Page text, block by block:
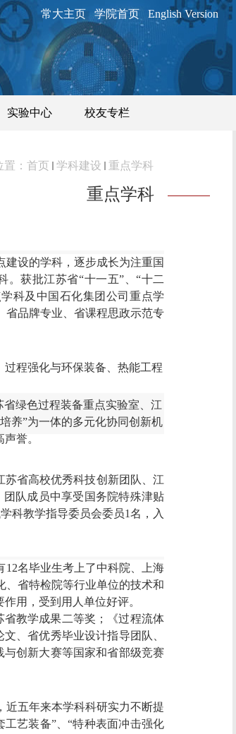
常大主页 学院首页 English Version
实验中心 校友专栏
： 首页 学科建设 重点学科
重点学科
建设的学科，逐步成长为注重国
。获批江苏省“十一五” 、“十二
科及中国石化集团公司重点学
省品牌专业 、省课程思政示范专
过程强化与环保装备、热能工程
省绿色过程装备重点实验室、江
养”为一体的多元化协同创新机
誉。
苏省高校优秀科技创新团队、江
团队成员中享受国务院特殊津贴
科教学指导委员会委员1名，入
12名毕业生考上了中科院、上海
省特检院等行业单位的技术和
用，受到用人单位好评。
省教学成果二等奖；《过程流体
、省优秀毕业设计指导团队、
创新大赛等国家和省部级竞赛
近五年来本学科科研实力不断提
工艺装备”、“特种表面冲击强化